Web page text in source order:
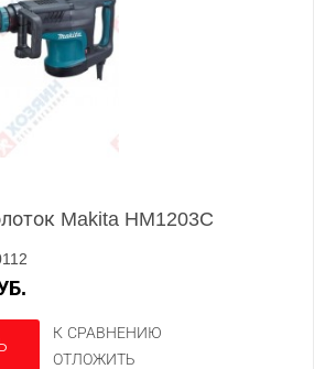
Makita HM1203C
К СРАВНЕНИЮ
ОТЛОЖИТЬ